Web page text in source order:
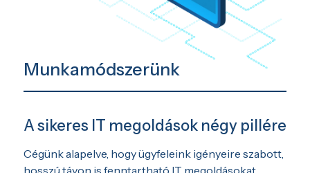
Munkamódszerünk
A sikeres IT megoldások négy pillére
Cégünk alapelve, hogy ügyfeleink igényeire szabott,